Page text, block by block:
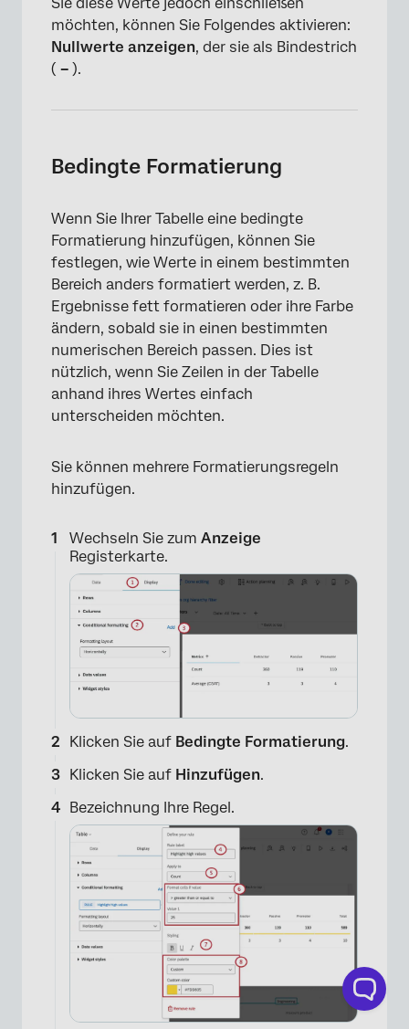
Sie diese Werte jedoch einschließen
möchten, können Sie Folgendes aktivieren:
Nullwerte anzeigen, der sie als Bindestrich
( – ).
Bedingte Formatierung
Wenn Sie Ihrer Tabelle eine bedingte
Formatierung hinzufügen, können Sie
festlegen, wie Werte in einem bestimmten
Bereich anders formatiert werden, z. B.
Ergebnisse fett formatieren oder ihre Farbe
ändern, sobald sie in einen bestimmten
numerischen Bereich passen. Dies ist
nützlich, wenn Sie Zeilen in der Tabelle
anhand ihres Wertes einfach
unterscheiden möchten.
Sie können mehrere Formatierungsregeln
hinzufügen.
Wechseln Sie zum Anzeige
Registerkarte.
Klicken Sie auf Bedingte Formatierung.
Klicken Sie auf Hinzufügen.
Bezeichnung Ihre Regel.